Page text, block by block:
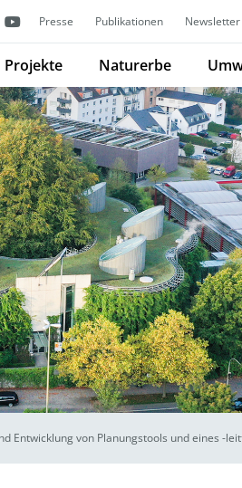
Presse Publikationen Newsletter
Projekte Naturerbe
Entwicklung von Planungstools und eines -